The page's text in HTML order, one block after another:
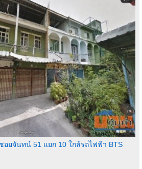
ยจันทน์ 51 แยก 10 ใกล้รถไฟฟ้า BTS